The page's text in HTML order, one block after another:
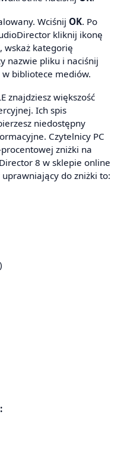
Wciśnij OK. Po
kliknij ikonę
, wskaż kategorię
nazwie pliku i naciśnij
w bibliotece mediów.
znajdziesz większość
Ich spis
niedostępny
Czytelnicy PC
zniżki na
8 w sklepie online
do zniżki to: